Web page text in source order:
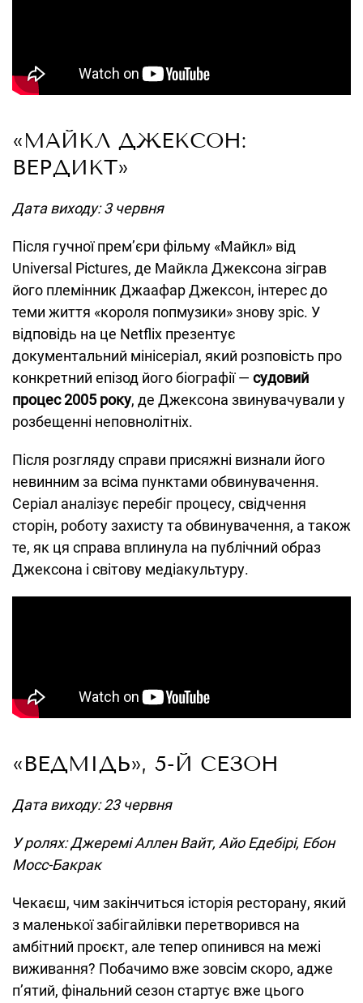
«МАЙКЛ ДЖЕКСОН:
ВЕРДИКТ»
Дата виходу: 3 червня
Після гучної прем’єри фільму «Майкл» від
Universal Pictures, де Майкла Джексона зіграв
його племінник Джаафар Джексон, інтерес до
теми життя «короля попмузики» знову зріс. У
відповідь на це Netflix презентує
документальний мінісеріал, який розповість про
конкретний епізод його біографії — судовий
процес 2005 року, де Джексона звинувачували у
розбещенні неповнолітніх.
Після розгляду справи присяжні визнали його
невинним за всіма пунктами обвинувачення.
Серіал аналізує перебіг процесу, свідчення
сторін, роботу захисту та обвинувачення, а також
те, як ця справа вплинула на публічний образ
Джексона і світову медіакультуру.
«ВЕДМІДЬ», 5-Й СЕЗОН
Дата виходу: 23 червня
У ролях: Джеремі Аллен Вайт, Айо Едебірі, Ебон
Мосс-Бакрак
Чекаєш, чим закінчиться історія ресторану, який
з маленької забігайлівки перетворився на
амбітний проєкт, але тепер опинився на межі
виживання? Побачимо вже зовсім скоро, адже
п’ятий, фінальний сезон стартує вже цього